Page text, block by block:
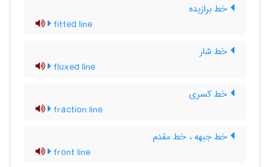
خط برازیده
fitted line
خط شار
fluxed line
خط کسری
fraction line
خط جبهه ، خط مقدم
front line